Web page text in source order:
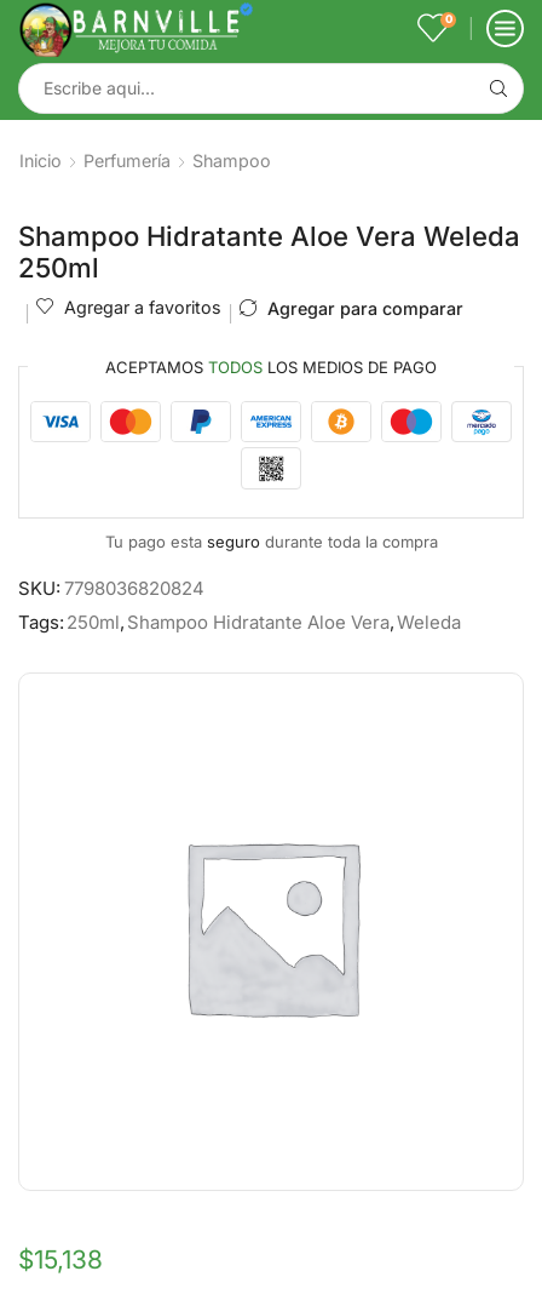
0
Inicio Perfumería Shampoo
Shampoo Hidratante Aloe Vera Weleda
250ml
Agregar a favoritos Agregar para comparar
ACEPTAMOS TODOS LOS MEDIOS DE PAGO
Tu pago esta segurodurante toda la compra
SKU: 7798036820824
Tags: 250ml, Shampoo Hidratante Aloe Vera,Weleda
$15,138